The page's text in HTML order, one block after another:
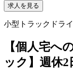
求人を見る
小型トラックドラ
【個人宅へ
ック】週休